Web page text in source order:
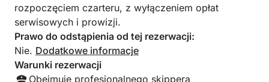
rozpoczęciem czarteru, z wyłączeniem opłat
serwisowych i prowizji.
Prawo do odstąpienia od tej rezerwacji:
Nie. Dodatkowe informacje
Warunki rezerwacji
Obejmuje profesjonalnego skippera